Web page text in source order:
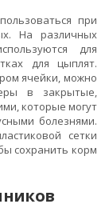
при
На различных
для
для цыплят.
ячейки, можно
в закрытые,
которые могут
болезнями.
сетки
сохранить корм